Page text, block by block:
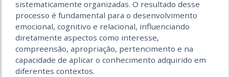
sistematicamente organizadas. O resultado desse
processo é fundamental para o desenvolvimento
emocional, cognitivo e relacional, influenciando
diretamente aspectos como interesse,
compreensão, apropriação, pertencimento e na
capacidade de aplicar o conhecimento adquirido em
diferentes contextos.